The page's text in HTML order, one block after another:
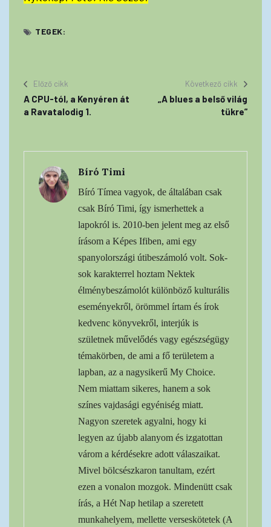
TEGEK:
Előző cikk
A CPU-tól, a Kenyéren át
a Ravatalodig 1.
Következő cikk
„A blues a belső világ
tükre”
Bíró Timi
Bíró Tímea vagyok, de általában csak
csak Bíró Timi, így ismerhettek a
lapokról is. 2010-ben jelent meg az első
írásom a Képes Ifiben, ami egy
spanyolországi útibeszámoló volt. Sok-
sok karakterrel hoztam Nektek
élménybeszámolót különböző kulturális
eseményekről, örömmel írtam és írok
kedvenc könyvekről, interjúk is
születnek művelődés vagy egészségügy
témakörben, de ami a fő területem a
lapban, az a nagysikerű My Choice.
Nem miattam sikeres, hanem a sok
színes vajdasági egyéniség miatt.
Nagyon szeretek agyalni, hogy ki
legyen az újabb alanyom és izgatottan
várom a kérdésekre adott válaszaikat.
Mivel bölcsészkaron tanultam, ezért
ezen a vonalon mozgok. Mindenütt csak
írás, a Hét Nap hetilap a szeretett
munkahelyem, mellette verseskötetek (A